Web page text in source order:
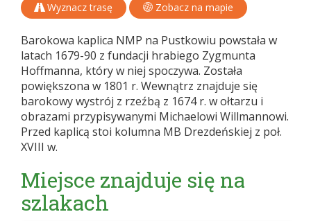
Wyznacz trasę Zobacz na mapie
Barokowa kaplica NMP na Pustkowiu powstała w
latach 1679-90 z fundacji hrabiego Zygmunta
Hoffmanna, który w niej spoczywa. Została
powiększona w 1801 r. Wewnątrz znajduje się
barokowy wystrój z rzeźbą z 1674 r. w ołtarzu i
obrazami przypisywanymi Michaelowi Willmannowi.
Przed kaplicą stoi kolumna MB Drezdeńskiej z poł.
XVIII w.
Miejsce znajduje się na
szlakach